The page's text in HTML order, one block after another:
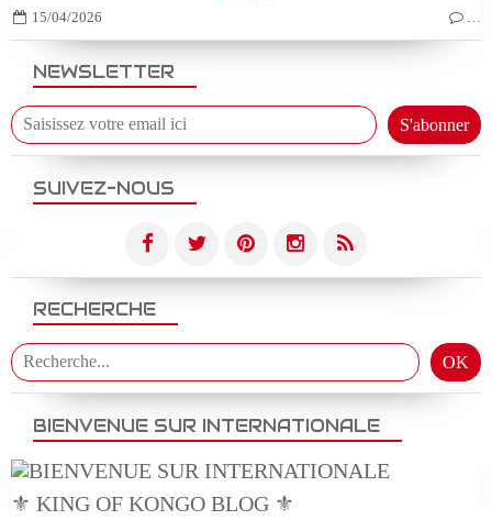
NEWSLETTER
SUIVEZ-NOUS
RECHERCHE
BIENVENUE SUR INTERNATIONALE
⚜️ KING OF KONGO BLOG ⚜️
15/04/2026 …